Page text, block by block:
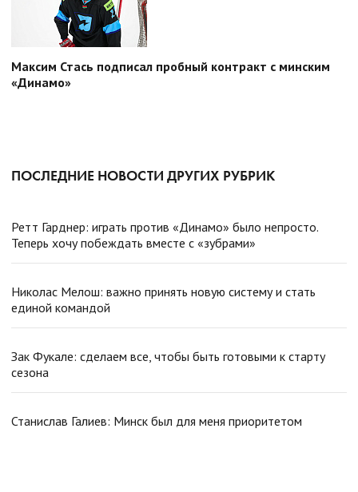
Максим Стась подписал пробный контракт с минским
«Динамо»
ПОСЛЕДНИЕ НОВОСТИ ДРУГИХ РУБРИК
Ретт Гарднер: играть против «Динамо» было непросто.
Теперь хочу побеждать вместе с «зубрами»
Николас Мелош: важно принять новую систему и стать
единой командой
Зак Фукале: сделаем все, чтобы быть готовыми к старту
сезона
Станислав Галиев: Минск был для меня приоритетом